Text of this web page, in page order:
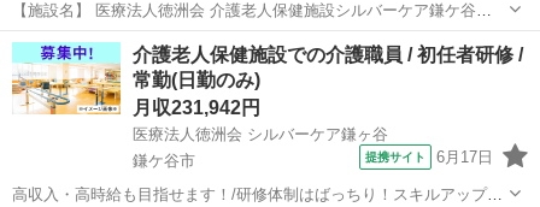
【施設名】 医療法人徳洲会 介護老人保健施設シルバーケア鎌ケ谷
【勤務地】 千葉県 鎌ケ谷市 【アクセス】 北初富駅から徒歩11分 北
初富駅/新鎌ケ谷駅/くぬぎ山駅 【雇用形態】常勤(日勤のみ) 【募集職
種】介護...
千葉 鎌ケ谷市 介護福祉士
介護老人保健施設での介護職員 / 初任者研修 /
常勤(日勤のみ)
月収231,942円
医療法人徳洲会 シルバーケア鎌ヶ谷
鎌ケ谷市
提携サイト 6月17日
高収入・高時給も目指せます！/研修体制はばっちり！スキルアップし